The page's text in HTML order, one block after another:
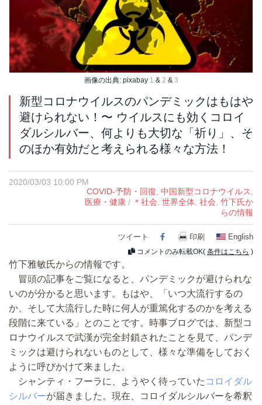
画像の出典: pixabay 1 & 2 & 3
新型コロナウイルスのパンデミックはもはや
避けられない！〜 ウイルスにも効くコロイ
ダルシルバー、何よりも大切な「祈り」、そ
のほか有効だと考えられる様々な方法！
2020/03/03 10:00 PM
COVID-予防・回復, 中国新型コロナウイルス,
医療・健康 / ＊社会, 世界全体, 社会, 竹下氏か
らの情報
ツイート Facebook
印刷 English
コメントのみ転載OK( 条件はこちら )
竹下雅敏氏からの情報です。
冒頭の記事をご覧になると、パンデミックが避けられな
いのが分かると思います。もはや、「いつ大流行するの
か、そして大流行した時に何人が重篤化するのかを考える
段階に来ている」とのことです。時事ブログでは、新型コ
ロナウイルスで武漢が完全封鎖されたことを見て、パンデ
ミックは避けられないものとして、様々な準備をしておく
ように呼びかけて来ました。
シャンティ・フーラに、ようやく待っていた コロイダル
シルバーが届きました。現在、コロイダルシルバーを希釈